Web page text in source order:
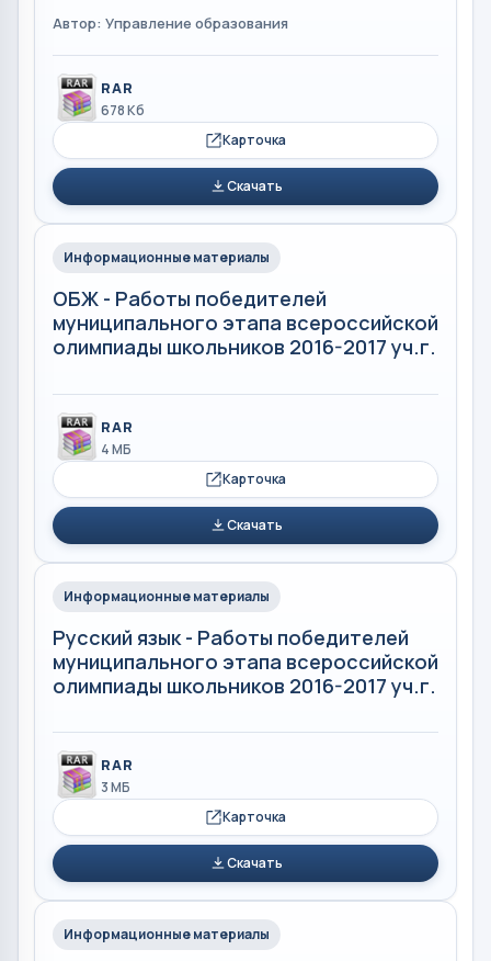
Автор: Управление образования
RAR
678 Кб
Карточка
Скачать
Информационные материалы
ОБЖ - Работы победителей
муниципального этапа всероссийской
олимпиады школьников 2016-2017 уч.г.
RAR
4 МБ
Карточка
Скачать
Информационные материалы
Русский язык - Работы победителей
муниципального этапа всероссийской
олимпиады школьников 2016-2017 уч.г.
RAR
3 МБ
Карточка
Скачать
Информационные материалы